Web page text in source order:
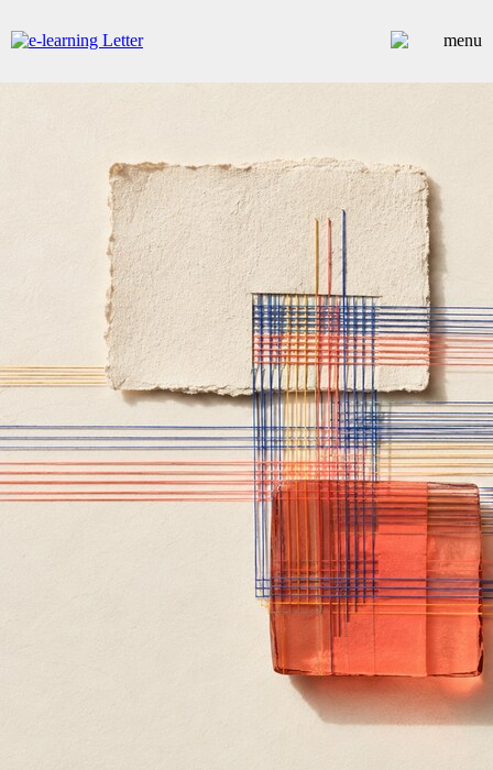
CONTRIBUTEURS
ANNUAIRE PREMIUM
EMPLOIS
ÉVÉNEMENTS
COMMUNIQUÉS
LES PLUS LUS
INSCRIPTION NEWSLETTER